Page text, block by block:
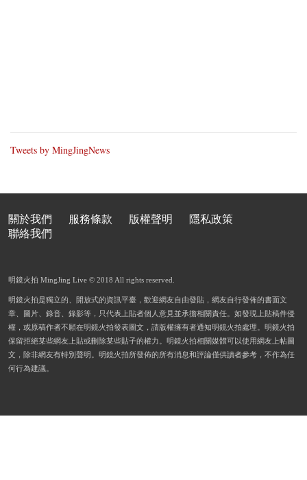
Tweets by MingJingNews
關於我們 服務條款 版權聲明
隱私政策
聯絡我們
明鏡火拍 MingJing Live © 2018 All rights reserved.
明鏡火拍是獨立的、開放式的資訊平臺，歡迎網友自由發貼，網友自行發佈的書面文
章、圖片、錄音、錄影等，只代表上貼者個人意見並承擔相關責任。如發現上貼稿件侵
權，或原稿作者不願在明鏡火拍發表圖文，請版權擁有者通知明鏡火拍處理。明鏡火拍
保留拒絕某些網友上貼或刪除某些貼子的權力。明鏡火拍相關媒體可以使用網友上帖圖
文，除非網友有特別聲明。明鏡火拍所發佈的所有消息和評論僅供讀者參考，不作為任
何行為建議。